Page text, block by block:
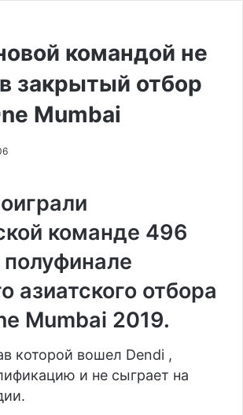
командой не
закрытый отбор
Mumbai
команде 496
полуфинале
азиатского отбора
Mumbai 2019.
которой вошел Dendi ,
и не сыграет на